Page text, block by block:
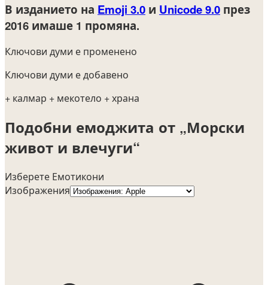
В изданието на Emoji 3.0 и Unicode 9.0 през
2016 имаше 1 промяна.
Ключови думи е променено
Ключови думи е добавено
+ калмар + мекотело + храна
Подобни емоджита от „Морски
живот и влечуги“
Изберете Емотикони
Изображения